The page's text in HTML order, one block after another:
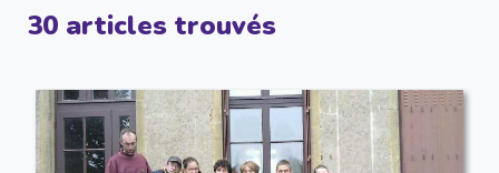
30 articles trouvés